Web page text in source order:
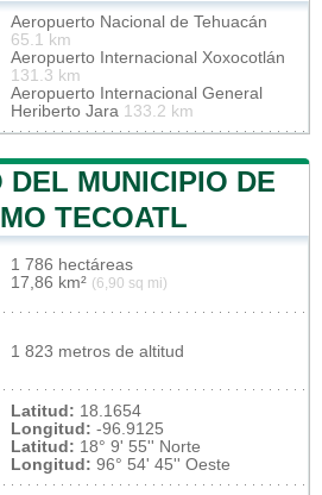
Aeropuerto Nacional de Tehuacán
65.1 km
Aeropuerto Internacional Xoxocotlán
131.3 km
Aeropuerto Internacional General
Heriberto Jara 133.2 km
DEL MUNICIPIO DE
TECOATL
1 786 hectáreas
17,86 km² (6,90 sq mi)
1 823 metros de altitud
Latitud: 18.1654
Longitud: -96.9125
Latitud: 18° 9' 55'' Norte
Longitud: 96° 54' 45'' Oeste